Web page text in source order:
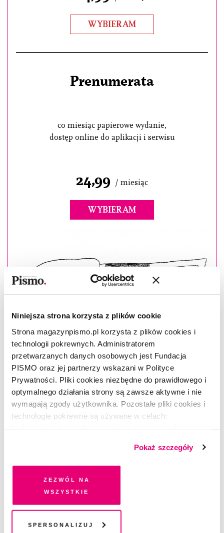
Niniejsza strona korzysta z plików cookie
Strona magazynpismo.pl korzysta z plików cookies i
technologii pokrewnych. Administratorem
przetwarzanych danych osobowych jest Fundacja
PISMO oraz jej partnerzy wskazani w Polityce
Prywatności. Pliki cookies niezbędne do prawidłowego i
optymalnego działania strony są zawsze aktywne i nie
wymagają zgody użytkownika. Pozostałe pliki cookies i
technologie pokrewne są używane w celach:
dobrowolną zgodę na pliki cookies i technologie
pokrewne, zgadzasz się na przechowywanie informacji
na Twoim urządzeniu końcowym lub dostęp do niego i
przetwarzanie danych. Zgodę na wszystkie lub niektóre
chwili wycofać lub ponowić w zakładce "Ustawienia
plików cookie". Wycofanie zgody nie wpływa na
Pokaż szczegóły
Zezwól na
wszystkie
Spersonalizuj
WYBIERAM
Prenumerata
co miesiąc papierowe wydanie,
dostęp online do aplikacji i serwisu
24,99 / miesiąc
WYBIERAM
Masz konto? Zaloguj się
–(ur. 1982), socjolog, historyk idei,
Forum Idei, think tanku Fundacji Batorego. Jest członkiem
Carnegie Civic Research Network, międzynarodowej grupy
badaczek i badaczy analizujących globalne przemiany
społeczeństwa obywatelskiego.
Esej ukazał się w majowym numerze miesięcznika